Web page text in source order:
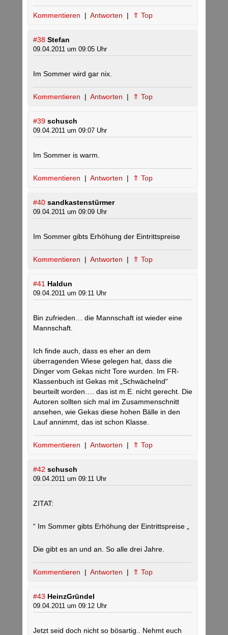
Kommentieren | Antworten | ⇑ Top
#38 Stefan
09.04.2011 um 09:05 Uhr
Im Sommer wird gar nix.
Kommentieren | Antworten | ⇑ Top
#39 schusch
09.04.2011 um 09:07 Uhr
Im Sommer is warm.
Kommentieren | Antworten | ⇑ Top
#40 sandkastenstürmer
09.04.2011 um 09:09 Uhr
Im Sommer gibts Erhöhung der Eintrittspreise
Kommentieren | Antworten | ⇑ Top
#41 Haldun
09.04.2011 um 09:11 Uhr
Bin zufrieden… die Mannschaft ist wieder eine
Mannschaft.
Ich finde auch, dass es eher an dem
überragenden Wiese gelegen hat, dass die
Dinger vom Gekas nicht Tore wurden. Im FR-
Klassenbuch ist Gekas mit „Schwächelnd“
beurteilt worden…. das ist m.E. nicht gerecht. Die
Autoren sollten sich mal im Zusammenschnitt
ansehen, wie Gekas diese hohen Bälle in den
Lauf annimmt, das ist schon Klasse.
Kommentieren | Antworten | ⇑ Top
#42 schusch
09.04.2011 um 09:11 Uhr
ZITAT:
“ Im Sommer gibts Erhöhung der Eintrittspreise „
Die gibt es an und an. So alle drei Jahre.
Kommentieren | Antworten | ⇑ Top
#43 HeinzGründel
09.04.2011 um 09:12 Uhr
Jetzt seid doch nicht so bösartig.. Nehmt euch